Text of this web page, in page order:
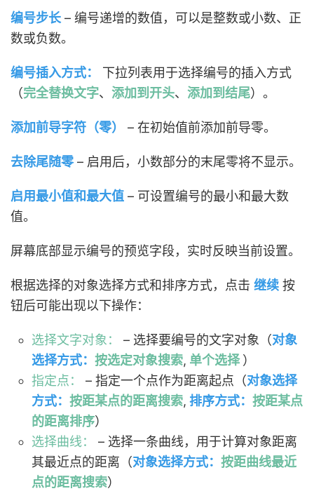
编号步长– 编号递增的数值，可以是整数或小数、正
数或负数。
编号插入方式：
下拉列表用于选择编号的插入方式
（完全替换文字、 添加到开头、 添加到结尾）。
添加前导字符（零） – 在初始值前添加前导零。
去除尾随零– 启用后，小数部分的末尾零将不显示。
启用最小值和最大值 – 可设置编号的最小和最大数
值。
屏幕底部显示编号的预览字段，实时反映当前设置。
根据选择的对象选择方式和排序方式，点击 继续 按
钮后可能出现以下操作：
选择文字对象： – 选择要编号的文字对象（对象
选择方式： 按选定对象搜索, 单个选择 ）
指定点：
– 指定一个点作为距离起点（对象选择
方式： 按距某点的距离搜索, 排序方式： 按距某点
的距离排序）
选择曲线：
– 选择一条曲线，用于计算对象距离
其最近点的距离（对象选择方式： 按距曲线最近
点的距离搜索）